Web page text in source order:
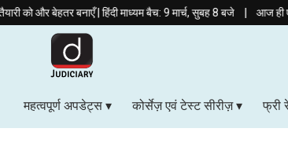
बनाएँ | हिंदी माध्यम बैच: 9 मार्च, सुबह 8 बजे|आज ही एडमिशन लें
महत्वपूर्ण अपडेट्स कोर्सेज़ एवं टेस्ट सीरीज़ फ्री